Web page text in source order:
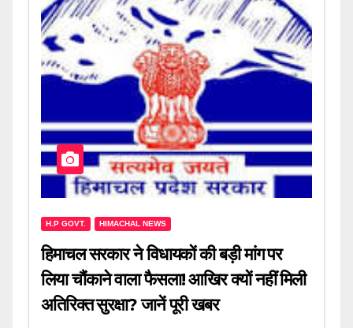
H.P GOVT. HIMACHAL NEWS
हिमाचल सरकार ने विधायकों की बड़ी मांग पर
लिया चौंकाने वाला फैसला! आखिर क्यों नहीं मिली
अतिरिक्त सुरक्षा? जानें पूरी खबर